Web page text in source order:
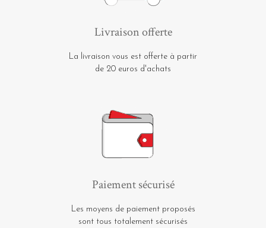
Livraison offerte
La livraison vous est offerte à partir
de 20 euros d'achats
Paiement sécurisé
Les moyens de paiement proposés
sont tous totalement sécurisés